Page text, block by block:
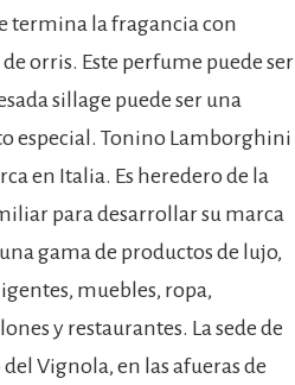
termina la fragancia con
orris. Este perfume puede ser
sillage puede ser una
especial. Tonino Lamborghini
en Italia. Es heredero de la
para desarrollar su marca
gama de productos de lujo,
muebles, ropa,
y restaurantes. La sede de
Vignola, en las afueras de